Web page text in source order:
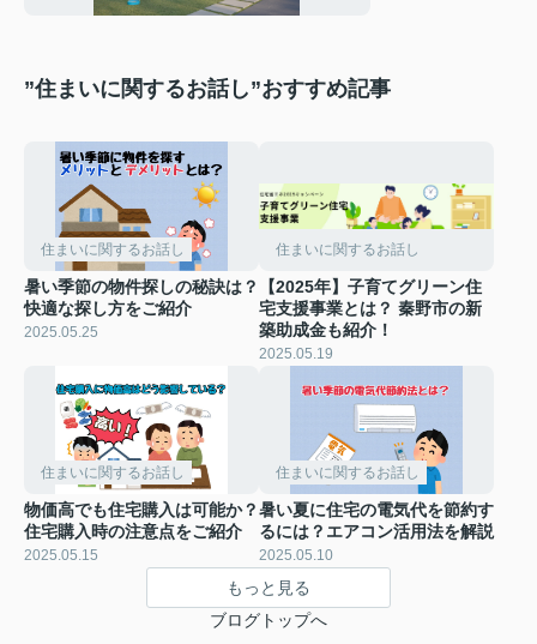
”住まいに関するお話し”おすすめ記事
住まいに関するお話し
暑い季節の物件探しの秘訣は？
快適な探し方をご紹介
2025.05.25
住まいに関するお話し
【2025年】子育てグリーン住
宅支援事業とは？ 秦野市の新
築助成金も紹介！
2025.05.19
住まいに関するお話し
物価高でも住宅購入は可能か？
住宅購入時の注意点をご紹介
2025.05.15
住まいに関するお話し
暑い夏に住宅の電気代を節約す
るには？エアコン活用法を解説
2025.05.10
もっと見る
ブログトップへ